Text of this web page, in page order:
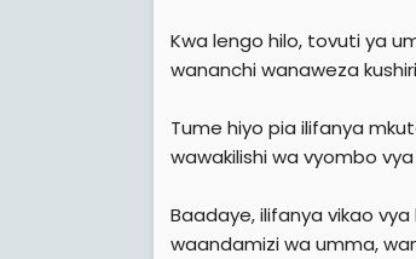
Kwa lengo hilo, tovuti ya
wananchi wanaweza
Tume hiyo pia ilifanya
wawakilishi wa vyombo
Baadaye, ilifanya vikao
waandamizi wa umma,